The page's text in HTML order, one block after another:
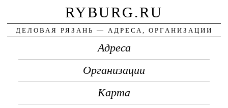
RYBURG.RU
ДЕЛОВАЯ РЯЗАНЬ — АДРЕСА, ОРГАНИЗАЦИИ
Адреса
Организации
Карта